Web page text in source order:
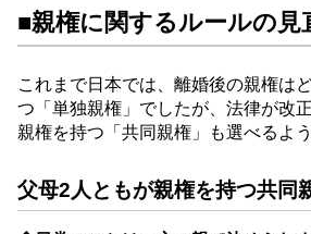
■親権に関するルールの見
これまで日本では、離婚後の親権は
つ「単独親権」でしたが、法律が改
親権を持つ「共同親権」も選べるよ
父母2人ともが親権を持つ共同